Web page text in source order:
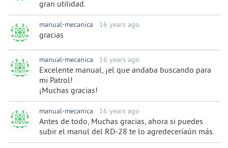
gran utilidad.
manual-mecanica 16 years ago
gracias
manual-mecanica 16 years ago
Excelente manual, ¡el que andaba buscando para
mi Patrol!
¡Muchas gracias!
manual-mecanica 16 years ago
Antes de todo, Muchas gracias, ahora si puedes
subir el manul del RD-28 te lo agredeceríaún más.